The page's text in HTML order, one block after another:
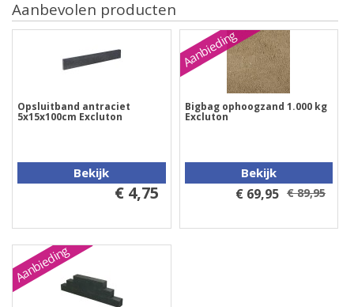
Aanbevolen producten
Opsluitband antraciet
5x15x100cm Excluton
Bekijk
€ 4,75
Aanbieding
Bigbag ophoogzand 1.000 kg
Excluton
Bekijk
€ 69,95 € 89,95
Aanbieding